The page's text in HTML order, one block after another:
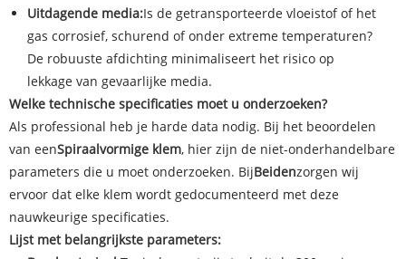
Uitdagende media:Is de getransporteerde vloeistof of het
gas corrosief, schurend of onder extreme temperaturen?
De robuuste afdichting minimaliseert het risico op
lekkage van gevaarlijke media.
Welke technische specificaties moet u onderzoeken?
Als professional heb je harde data nodig. Bij het beoordelen
van eenSpiraalvormige klem, hier zijn de niet-onderhandelbare
parameters die u moet onderzoeken. BijBeidenzorgen wij
ervoor dat elke klem wordt gedocumenteerd met deze
nauwkeurige specificaties.
Lijst met belangrijkste parameters: